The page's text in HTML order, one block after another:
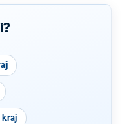
SNK
demokraté
ků České
republiky
kraj